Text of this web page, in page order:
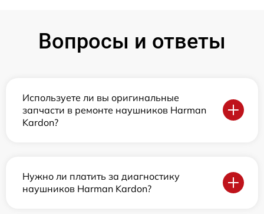
Вопросы и ответы
Используете ли вы оригинальные
запчасти в ремонте наушников Harman
Kardon?
Нужно ли платить за диагностику
наушников Harman Kardon?